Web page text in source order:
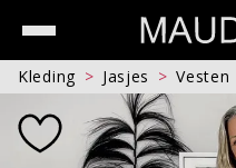
Kleding Jasjes Vesten